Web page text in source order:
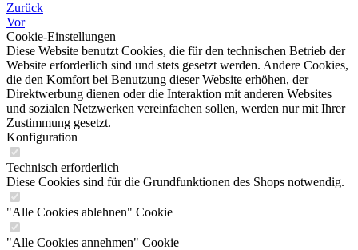
Zurück
Vor
Cookie-Einstellungen
Diese Website benutzt Cookies, die für den technischen Betrieb der
Website erforderlich sind und stets gesetzt werden. Andere Cookies,
die den Komfort bei Benutzung dieser Website erhöhen, der
Direktwerbung dienen oder die Interaktion mit anderen Websites
und sozialen Netzwerken vereinfachen sollen, werden nur mit Ihrer
Zustimmung gesetzt.
Konfiguration
Technisch erforderlich
Diese Cookies sind für die Grundfunktionen des Shops notwendig.
"Alle Cookies ablehnen" Cookie
"Alle Cookies annehmen" Cookie